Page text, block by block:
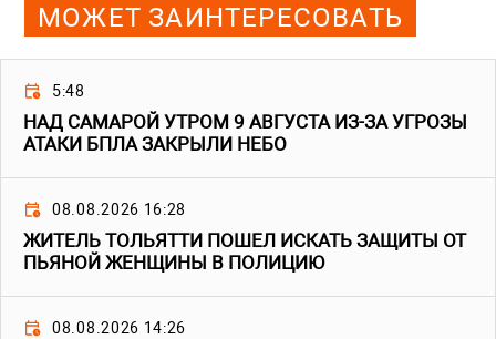
МОЖЕТ ЗАИНТЕРЕСОВАТЬ
5:48
НАД САМАРОЙ УТРОМ 9 АВГУСТА ИЗ-ЗА УГРОЗЫ
АТАКИ БПЛА ЗАКРЫЛИ НЕБО
08.08.2026 16:28
ЖИТЕЛЬ ТОЛЬЯТТИ ПОШЕЛ ИСКАТЬ ЗАЩИТЫ ОТ
ПЬЯНОЙ ЖЕНЩИНЫ В ПОЛИЦИЮ
08.08.2026 14:26